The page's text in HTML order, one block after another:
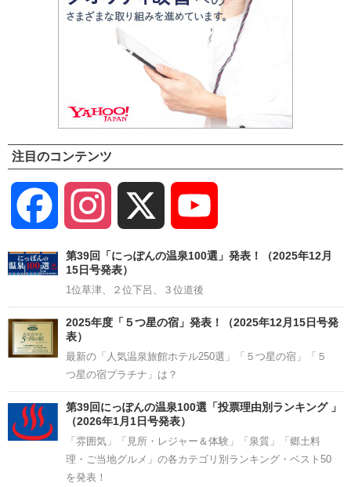
注目のコンテンツ
Facebook Instagram
Channel
第39回「にっぽんの温泉100選」発表！（2025年12月
15日号発表）
1位草津、２位下呂、３位道後
2025年度「５つ星の宿」発表！（2025年12月15日号発
表）
最新の「人気温泉旅館ホテル250選」「５つ星の宿」「５
つ星の宿プラチナ」は？
第39回にっぽんの温泉100選「投票理由別ランキング 」
（2026年1月1日号発表）
「雰囲気」「見所・レジャー＆体験」「泉質」「郷土料
理・ご当地グルメ」の各カテゴリ別ランキング・ベスト50
を発表！